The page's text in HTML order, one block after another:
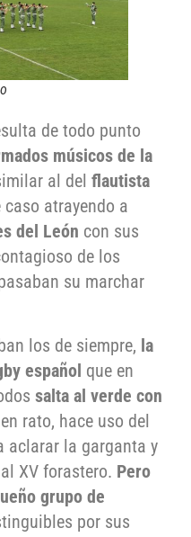
de todo punto
músicos de la
al del flautista
caso atrayendo a
del León con sus
de los
su marchar
los de siempre, la
español que en
salta al verde con
rato, hace uso del
aclarar la garganta y
XV forastero. Pero
grupo de
por sus